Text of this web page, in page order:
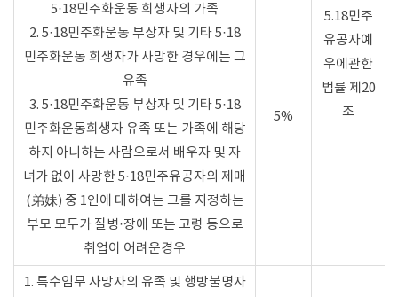
5.18민주
유공자예
우에관한
법률 제20
조
5·18민주화운동 희생자의 가족
2. 5·18민주화운동 부상자 및 기타 5·18
민주화운동 희생자가 사망한 경우에는 그
유족
3. 5·18민주화운동 부상자 및 기타 5·18
민주화운동희생자 유족 또는 가족에 해당
하지 아니하는 사람으로서 배우자 및 자
녀가 없이 사망한 5·18민주유공자의 제매
(弟妹) 중 1인에 대하여는 그를 지정하는
부모 모두가 질병·장애 또는 고령 등으로
취업이 어려운경우
5%
1. 특수임무 사망자의 유족 및 행방불명자